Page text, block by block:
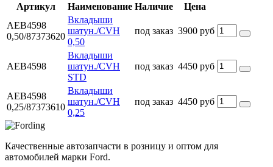
Артикул
Наименование Наличие
Цена
AEB4598
0,50/87373620
Вкладыши
шатун./CVH
0,50
под заказ 3900 руб
AEB4598
Вкладыши
шатун./CVH
STD
под заказ 4450 руб
AEB4598
0,25/87373610
Вкладыши
шатун./CVH
0,25
под заказ 4450 руб
Качественные автозапчасти в розницу и оптом для
автомобилей марки Ford.